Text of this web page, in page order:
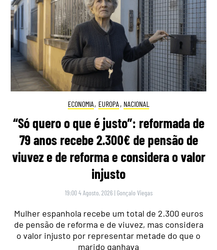
ECONOMIA, EUROPA , NACIONAL
“Só quero o que é justo”: reformada de
79 anos recebe 2.300€ de pensão de
viuvez e de reforma e considera o valor
injusto
19:00 4 Agosto, 2026 | Gonçalo Viegas
Mulher espanhola recebe um total de 2.300 euros
de pensão de reforma e de viuvez, mas considera
o valor injusto por representar metade do que o
marido ganhava